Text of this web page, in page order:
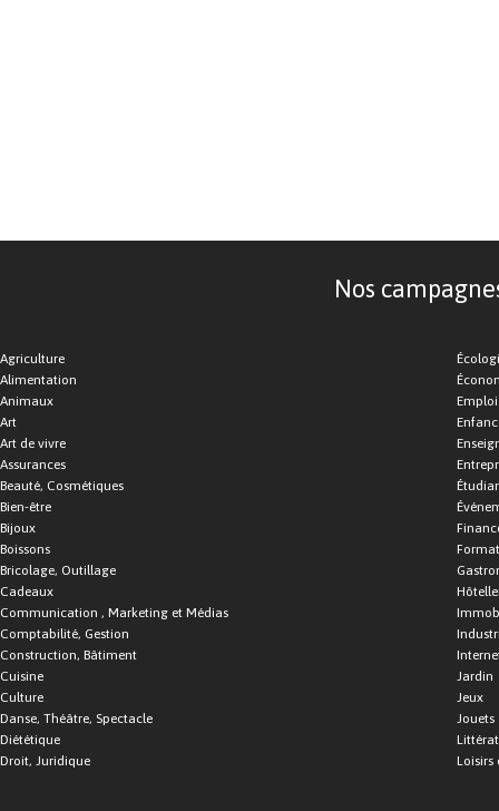
Nos
Agriculture
Alimentation
Animaux
Art
Art de vivre
Assurances
Beauté, Cosmétiques
Bien-être
Bijoux
Boissons
Bricolage, Outillage
Cadeaux
Communication , Marketing et Médias
Comptabilité, Gestion
Construction, Bâtiment
Cuisine
Culture
Danse, Théâtre, Spectacle
Diététique
Droit, Juridique
Emploi
Jardin
Jeux
Jouets
Loisirs